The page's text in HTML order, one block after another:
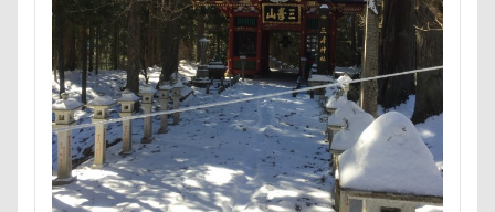
モカちゃん
モカくん
メンテナンス
メレンゲの気持ち
メルちゃん
メリーゴーラウンド
メイフェアちゃん
ムサシくん
モナちゃん
ミレーちゃん
ミレちゃん
ミルクちゃん
ミルキーちゃん
ミラーレス一眼レフ
ミラちゃん
ミックス犬